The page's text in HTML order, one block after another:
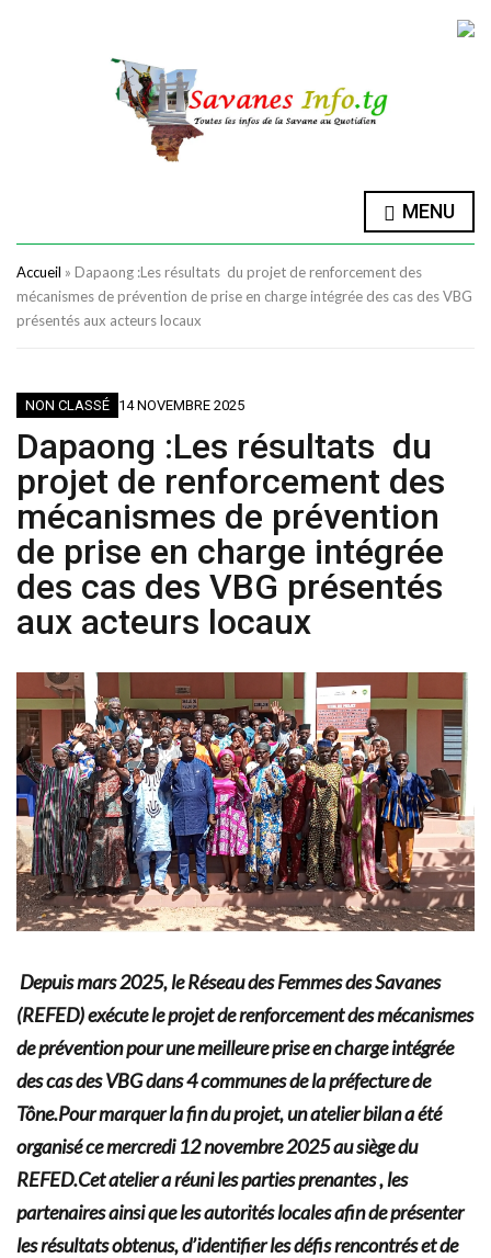
MENU
Accueil » Dapaong :Les résultats du projet de renforcement des
mécanismes de prévention de prise en charge intégrée des cas des VBG
présentés aux acteurs locaux
NON CLASSÉ 14 NOVEMBRE 2025
Dapaong :Les résultats du
projet de renforcement des
mécanismes de prévention
de prise en charge intégrée
des cas des VBG présentés
aux acteurs locaux
Depuis mars 2025, le Réseau des Femmes des Savanes
(REFED) exécute le projet de renforcement des mécanismes
de prévention pour une meilleure prise en charge intégrée
des cas des VBG dans 4 communes de la préfecture de
Tône.Pour marquer la fin du projet, un atelier bilan a été
organisé ce mercredi 12 novembre 2025 au siège du
REFED.Cet atelier a réuni les parties prenantes , les
partenaires ainsi que les autorités locales afin de présenter
les résultats obtenus, d’identifier les défis rencontrés et de